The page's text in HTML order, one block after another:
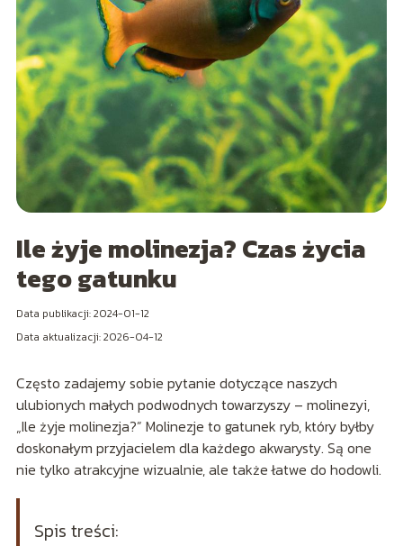
Ile żyje molinezja? Czas życia
tego gatunku
Data publikacji: 2024-01-12
Data aktualizacji: 2026-04-12
Często zadajemy sobie pytanie dotyczące naszych
ulubionych małych podwodnych towarzyszy – molinezyi,
„Ile żyje molinezja?” Molinezje to gatunek ryb, który byłby
doskonałym przyjacielem dla każdego akwarysty. Są one
nie tylko atrakcyjne wizualnie, ale także łatwe do hodowli.
Spis treści: